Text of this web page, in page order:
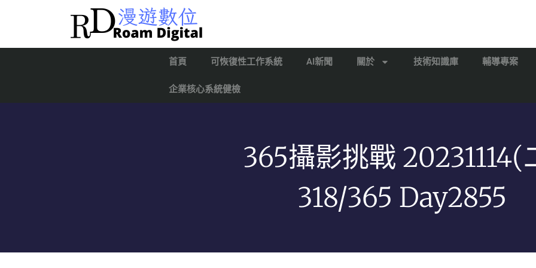
首頁 可恢復性工作系統 AI新聞 關於 技術知識庫 輔導專案
企業核心系統健檢
365攝影挑戰 20231114(
318/365 Day2855